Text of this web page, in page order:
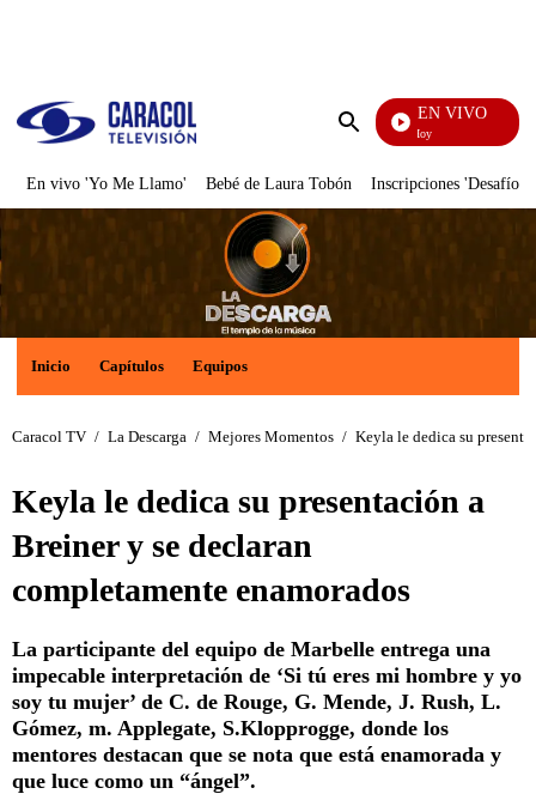
Enviar
EN VIVO
La Finca De Hoy
En vivo 'Yo Me Llamo' Bebé de Laura Tobón Inscripciones 'Desafío'
Inicio Capítulos Equipos
Caracol TV / La Descarga / Mejores Momentos / Keyla le dedica su
Keyla le dedica su presentación a
Breiner y se declaran
completamente enamorados
La participante del equipo de Marbelle entrega una
impecable interpretación de ‘Si tú eres mi hombre y yo
soy tu mujer’ de C. de Rouge, G. Mende, J. Rush, L.
Gómez, m. Applegate, S.Klopprogge, donde los
mentores destacan que se nota que está enamorada y
que luce como un “ángel”.